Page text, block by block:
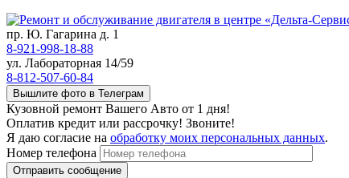
пр. Ю. Гагарина д. 1
8-921-998-18-88
ул. Лабораторная 14/59
8-812-507-60-84
Вышлите фото в Телеграм
Кузовной ремонт Вашего Авто от 1 дня!
Оплатив кредит или рассрочку! Звоните!
Я даю согласие на обработку моих персональных данных.
Номер телефона